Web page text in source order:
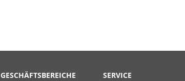
GESCHÄFTSBEREICHE
SERVICE